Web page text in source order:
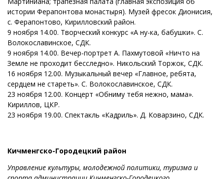
истории Ферапонтова монастыря). Музей фресок Дионисия,
с. Ферапонтово, Кирилловский район.
9 ноября 14.00. Творческий конкурс «А ну-ка, бабушки». С.
Волокославинское, СДК.
9 ноября 14.00. Вечер-портрет А. Пахмутовой «Ничто на
Земле не проходит бесследно». Никольский Торжок, СДК.
16 ноября 12.00. Музыкальный вечер «Главное, ребята,
сердцем не стареть». С. Волокославинское, СДК.
23 ноября 12.00. Концерт «Обниму тебя нежно, мама».
Кириллов, ЦКР.
23 ноября 19.00. Спектакль «Кадриль». Д. Коварзино, СДК.
Кичменгско-Городецкий район
Управление культуры, молодежной политики, туризма и